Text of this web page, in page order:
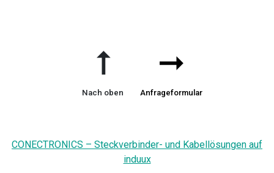
➞
Nach oben
➞
Anfrageformular
CONECTRONICS – Steckverbinder- und Kabellösungen auf
induux